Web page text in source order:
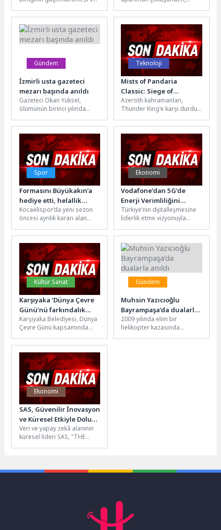
‘Üstün Hizmet Onur
kapasitesinin artırılması
amacıyla Ege Bölgesi Sanayi
Odası ev...
Ekranlarında Başlıyor!
felaketine kadar büyük
yapısal kazaları inceleyen
‘Hataların İnşası’, bir...
Gündem
İzmirli usta gazeteci
mezarı başında anıldı
Gazeteci Okan Yüksel,
ölümünün birinci yılında
Büyükşehir Belediyesi
Başkan Vekili Dr....
Teknoloji
Mists of Pandaria
Classic: Siege of
Orgrimmar Çıktı!
Azeroth kahramanları,
Thunder King'e karşı durdu
Hellscream'in şahsında çok
daha karanlık bir...
Spor
Formasını Büyükakın’a
hediye etti, helallik
istedi
Kocaelispor’da yeni sezon
öncesi ayrılık kararı alan
formasını Kocaeli Büyükşehir
Belediye Başkanı...
Ekonomi
Vodafone’dan 5G’de
Enerji Verimliliğini
Yeniden Tanımlayan
Teknoloji
Türkiye’nin dijitalleşmesine
liderlik etme vizyonuyla
şebeke altyapısını yeni
teknolojilerle geliştirmeye
devam ediyor. Vodafone,...
Kültür Sanat
Karşıyaka ‘Dünya Çevre
Günü’nü farkındalık
etkinlikleriyle kutladı
Karşıyaka Belediyesi, Dünya
Çevre Günü kapsamında
sürdürülebilir bir gelecek
için farkındalık yarattı.
Atölyelerden...
Gündem
Muhsin Yazıcıoğlu
Bayrampaşa’da dualarla
anıldı
2009 yılında elim bir
helikopter kazasında
Ekonomi
SAS, Güvenilir İnovasyon
ve Küresel Etkiyle Dolu
50 Yılı Geride Bırakıyor
Veri ve yapay zekâ alanının
küresel lideri SAS, "THE